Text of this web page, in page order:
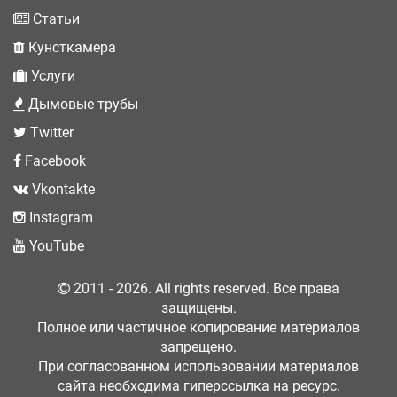
Статьи
Кунсткамера
Услуги
Дымовые трубы
Twitter
Facebook
Vkontakte
Instagram
YouTube
2011 - 2026. All rights reserved. Все права
защищены.
Полное или частичное копирование материалов
запрещено.
При согласованном использовании материалов
сайта необходима гиперссылка на ресурс.